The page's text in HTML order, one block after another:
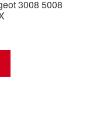
3008 5008